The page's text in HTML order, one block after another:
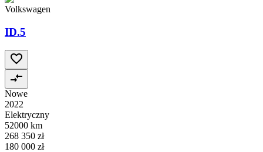
Volkswagen
ID.5
Nowe
2022
Elektryczny
52000 km
268 350 zł
180 000 zł